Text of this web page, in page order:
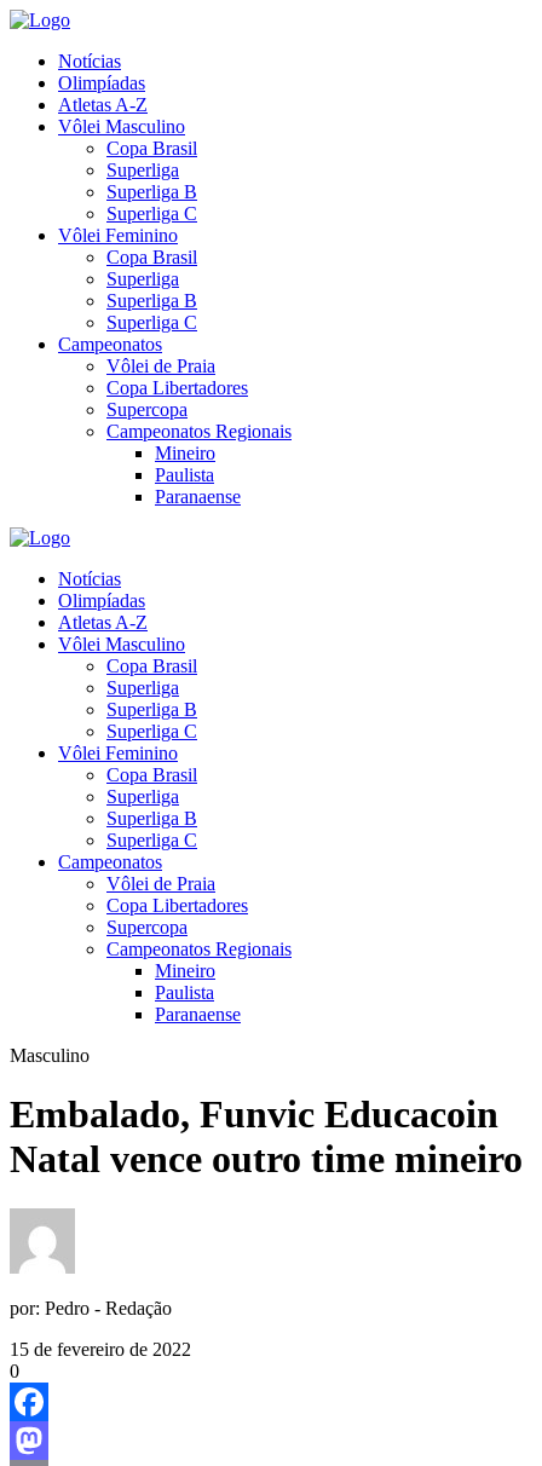
Notícias
Olimpíadas
Atletas A-Z
Vôlei Masculino
Copa Brasil
Superliga
Superliga B
Superliga C
Vôlei Feminino
Copa Brasil
Superliga
Superliga B
Superliga C
Campeonatos
Vôlei de Praia
Copa Libertadores
Supercopa
Campeonatos Regionais
Mineiro
Paulista
Paranaense
Notícias
Olimpíadas
Atletas A-Z
Vôlei Masculino
Copa Brasil
Superliga
Superliga B
Superliga C
Vôlei Feminino
Copa Brasil
Superliga
Superliga B
Superliga C
Campeonatos
Vôlei de Praia
Copa Libertadores
Supercopa
Campeonatos Regionais
Mineiro
Paulista
Paranaense
Masculino
Embalado, Funvic Educacoin
Natal vence outro time mineiro
por: Pedro - Redação
15 de fevereiro de 2022
0
Facebook